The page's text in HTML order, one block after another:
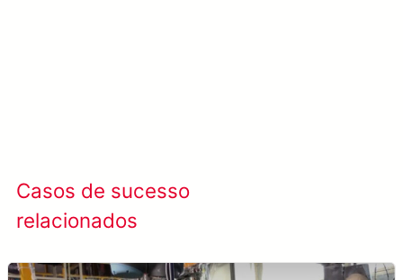
Casos de sucesso
relacionados